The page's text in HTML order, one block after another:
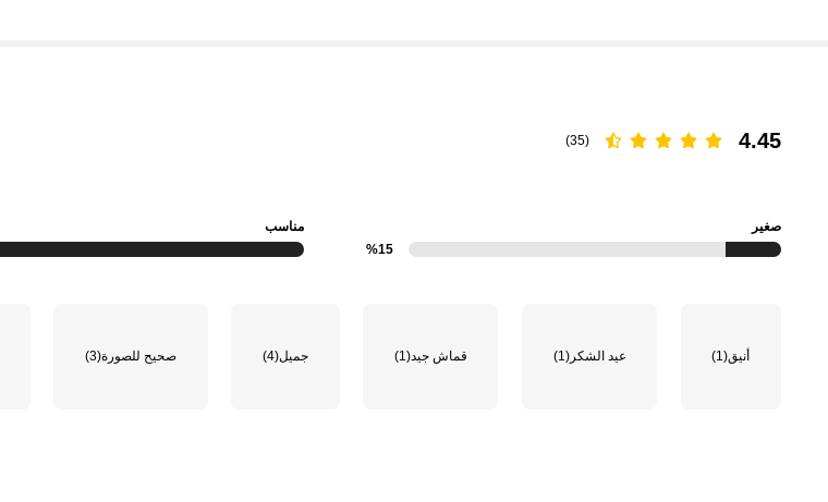
4.45
(35)
صغير
%15
مناسب
أنيق(1) عيد الشكر(1) قماش جيد(1) جميل(4) صحيح للصورة(3)